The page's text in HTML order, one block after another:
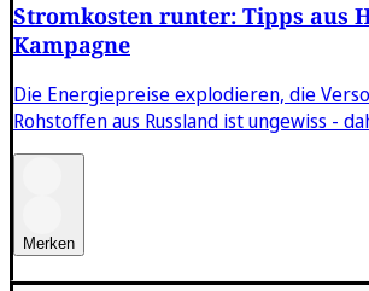
Stromkosten runter: Tipps aus
Kampagne
Die Energiepreise explodieren, die
Rohstoffen aus Russland ist ungewiss -
Merken